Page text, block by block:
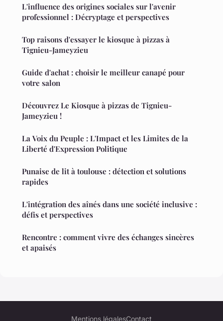
L'influence des origines sociales sur l'avenir
professionnel : Décryptage et perspectives
Top raisons d'essayer le kiosque à pizzas à
Tignieu-Jameyzieu
Guide d'achat : choisir le meilleur canapé pour
votre salon
Découvrez Le Kiosque à pizzas de Tignieu-
Jameyzieu !
La Voix du Peuple : L'Impact et les Limites de la
Liberté d'Expression Politique
Punaise de lit à toulouse : détection et solutions
rapides
L'intégration des aînés dans une société inclusive :
défis et perspectives
Rencontre : comment vivre des échanges sincères
et apaisés
Mentions légalesContact